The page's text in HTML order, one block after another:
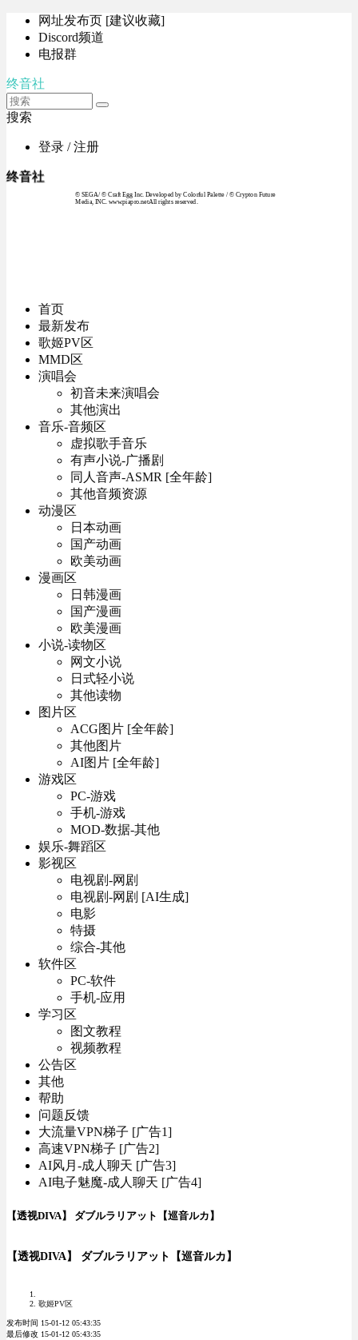
网址发布页 [建议收藏]
Discord频道
电报群
终音社
搜索
登录 / 注册
终音社
© SEGA / © Craft Egg Inc. Developed by Colorful Palette / © Crypton Future
Media, INC. www.piapro.netAll rights reserved.
首页
最新发布
歌姬PV区
MMD区
演唱会
初音未来演唱会
其他演出
音乐-音频区
虚拟歌手音乐
有声小说-广播剧
同人音声-ASMR [全年龄]
其他音频资源
动漫区
日本动画
国产动画
欧美动画
漫画区
日韩漫画
国产漫画
欧美漫画
小说-读物区
网文小说
日式轻小说
其他读物
图片区
ACG图片 [全年龄]
其他图片
AI图片 [全年龄]
游戏区
PC-游戏
手机-游戏
MOD-数据-其他
娱乐-舞蹈区
影视区
电视剧-网剧
电视剧-网剧 [AI生成]
电影
特摄
综合-其他
软件区
PC-软件
手机-应用
学习区
图文教程
视频教程
公告区
其他
帮助
问题反馈
大流量VPN梯子 [广告1]
高速VPN梯子 [广告2]
AI风月-成人聊天 [广告3]
AI电子魅魔-成人聊天 [广告4]
【透视DIVA】 ダブルラリアット【巡音ルカ】
【透视DIVA】 ダブルラリアット【巡音ルカ】
歌姬PV区
发布时间 15-01-12 05:43:35
最后修改 15-01-12 05:43:35